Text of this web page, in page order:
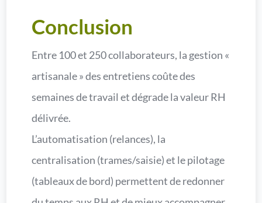
Conclusion
Entre 100 et 250 collaborateurs, la gestion «
artisanale » des entretiens coûte des
semaines de travail et dégrade la valeur RH
délivrée.
L’automatisation (relances), la
centralisation (trames/saisie) et le pilotage
(tableaux de bord) permettent de redonner